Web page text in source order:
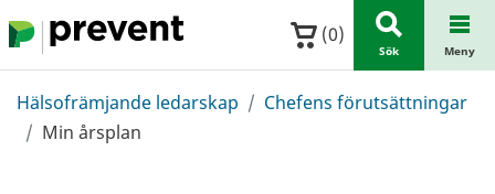
Hoppa till huvudinnehållet (0)
Sök Meny
Hälsofrämjande ledarskap
Chefens förutsättningar
Min årsplan